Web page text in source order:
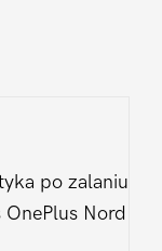
po zalaniu
OnePlus Nord